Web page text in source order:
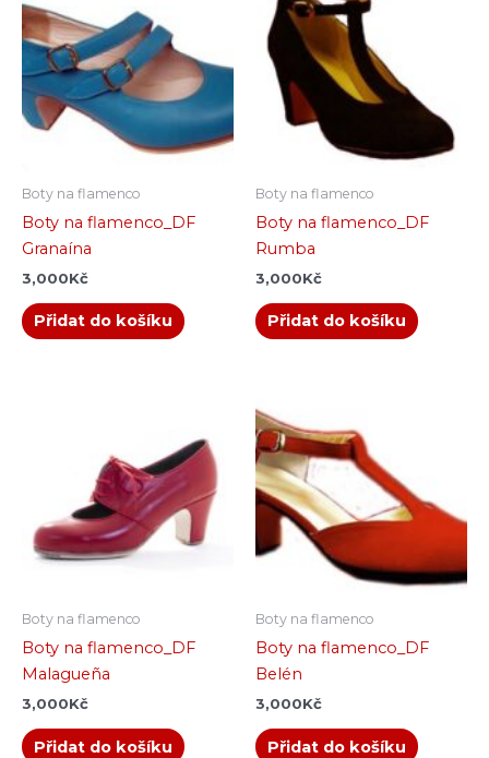
Boty na flamenco
Boty na flamenco_DF
Granaína
3,000Kč
Přidat do košíku
Boty na flamenco
Boty na flamenco_DF
Rumba
3,000Kč
Přidat do košíku
Boty na flamenco
Boty na flamenco_DF
Malagueña
3,000Kč
Přidat do košíku
Boty na flamenco
Boty na flamenco_DF
Belén
3,000Kč
Přidat do košíku